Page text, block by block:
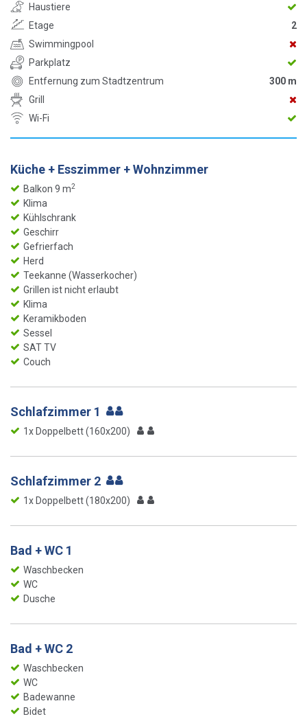
Haustiere
Etage
2
Swimmingpool
Parkplatz
Entfernung zum Stadtzentrum
300 m
Grill
Wi-Fi
Küche + Esszimmer + Wohnzimmer
Balkon 9 m2
Klima
Kühlschrank
Geschirr
Gefrierfach
Herd
Teekanne (Wasserkocher)
Grillen ist nicht erlaubt
Klima
Keramikboden
Sessel
SAT TV
Couch
Schlafzimmer 1
1x Doppelbett (160x200)
Schlafzimmer 2
1x Doppelbett (180x200)
Bad + WC 1
Waschbecken
WC
Dusche
Bad + WC 2
Waschbecken
WC
Badewanne
Bidet